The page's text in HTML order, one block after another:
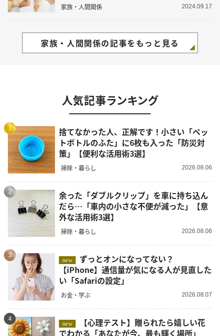
家族・人間関係 2024.09.17
家族・人間関係の記事をもっと見る
人気記事ランキング
1
捨てなかった人、正解です！小さい「ペッ
トボトルのふた」に6枚も入った「防災対
策」【便利な活用術3選】
掃除・暮らし 2026.08.06
2
余った「ダブルクリップ」を車に持ち込ん
だら…「車内の小さな不便が減った」【意
外な活用術3選】
掃除・暮らし 2026.08.06
3
new
【iPhone】通信量が気になる人が見直した
い「Safariの設定」
お金・学ぶ 2026.08.07
4
new
でわかる「あなたが今、最も輝く場所」